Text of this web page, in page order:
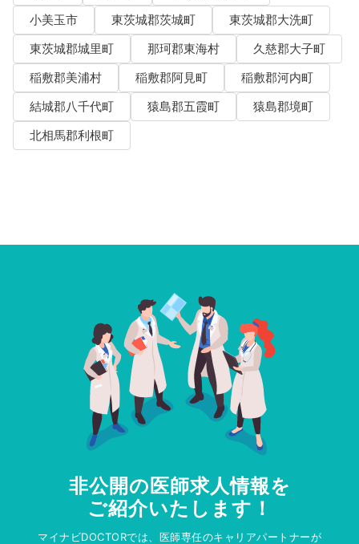
小美玉市
東茨城郡茨城町
東茨城郡大洗町
東茨城郡城里町
那珂郡東海村
久慈郡大子町
稲敷郡美浦村
稲敷郡阿見町
稲敷郡河内町
結城郡八千代町
猿島郡五霞町
猿島郡境町
北相馬郡利根町
非公開の医師求人情報を
ご紹介いたします！
マイナビDOCTORでは、医師専任のキャリアパートナーが